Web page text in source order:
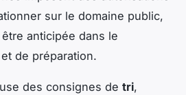
sur le domaine public,
anticipée dans le
de préparation.
des consignes de tri,